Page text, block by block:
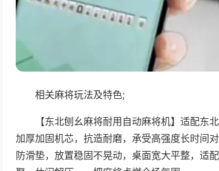
相关麻将玩法及特色;
【东北刨幺麻将耐用自动麻将机】适配东
加厚加固机芯，抗造耐磨，承受高强度长时间
防滑垫，放置稳固不晃动，桌面宽大平整，适